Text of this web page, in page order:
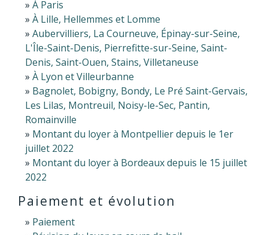
À Paris
À Lille, Hellemmes et Lomme
Aubervilliers, La Courneuve, Épinay-sur-Seine,
L'Île-Saint-Denis, Pierrefitte-sur-Seine, Saint-
Denis, Saint-Ouen, Stains, Villetaneuse
À Lyon et Villeurbanne
Bagnolet, Bobigny, Bondy, Le Pré Saint-Gervais,
Les Lilas, Montreuil, Noisy-le-Sec, Pantin,
Romainville
Montant du loyer à Montpellier depuis le 1er
juillet 2022
Montant du loyer à Bordeaux depuis le 15 juillet
2022
Paiement et évolution
Paiement